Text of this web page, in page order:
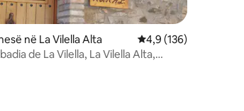
4,91 nga 5, 146 vlerësime
në La Vilella Alta Vlerësimi mesatar
4,9 (136)
de La Vilella, La Vilella Alta,